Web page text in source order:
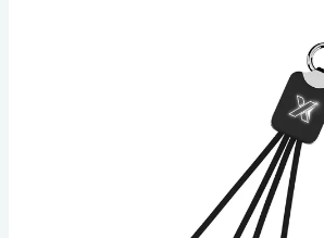
cm. RPET-plastkabel och
tillverkad av återvunnet papper